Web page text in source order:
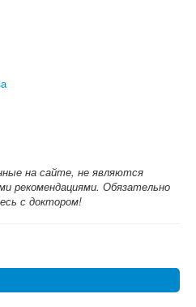
на сайте, не являются
рекомендациями. Обязательно
с доктором!